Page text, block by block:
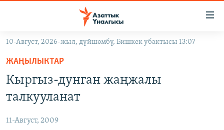
Навигацияга
өтүңүз
Издөөгө
салыңызКЫРГЫЗСТАН
ЭКОНОМИКА
ДҮЙНӨ
БОРБОР АЗИЯ
УКРАИНА
АТАЙЫН ИЛИКТӨӨ
10-Август, 2026-жыл, дүйшөмбү, Бишкек убактысы 13:07
ЖАҢЫЛЫКТАР
Кыргыз-дунган жаңжалы
талкууланат
11-Август, 2009